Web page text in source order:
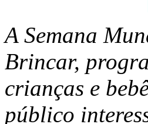
A Semana
Brincar,
crianças e
público